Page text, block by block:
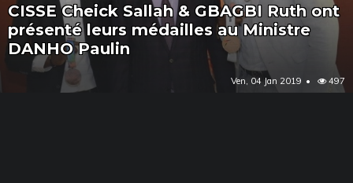
CISSE Cheick Sallah & GBAGBI Ruth ont
présenté leurs médailles au Ministre
DANHO Paulin
Ven, 04 Jan 2019 497